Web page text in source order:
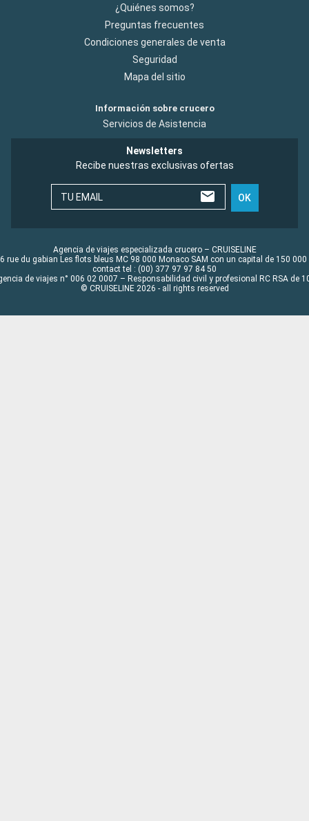
¿Quiénes somos?
Preguntas frecuentes
Condiciones generales de venta
Seguridad
Mapa del sitio
Información sobre crucero
Servicios de Asistencia
Newsletters
Recibe nuestras exclusivas ofertas
TU EMAIL OK
Agencia de viajes especializada crucero – CRUISELINE
rue du gabian Les flots bleus MC 98 000 Monaco SAM con un capital de 150 000
contact tel : (00) 377 97 97 84 50
de viajes n° 006 02 0007 – Responsabilidad civil y profesional RC RSA de
© CRUISELINE 2026 - all rights reserved